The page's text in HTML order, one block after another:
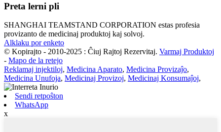
Preta lerni pli
SHANGHAI TEAMSTAND CORPORATION estas profesia
provizanto de medicinaj produktoj kaj solvoj.
Alklaku por enketo
© Kopirajto - 2010-2025 : Ĉiuj Rajtoj Rezervitaj. Varmaj Produktoj
- Mapo de la retejo
Reklamaj injektiloj, Medicina Aparato, Medicina Provizaĵo,
Medicina Unufoja, Medicinaj Provizoj, Medicinaj Konsumaĵoj,
Sendi retpoŝton
WhatsApp
x